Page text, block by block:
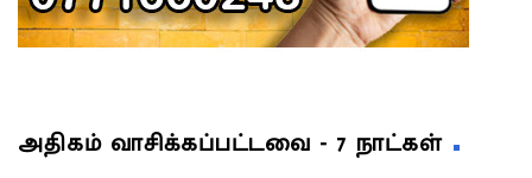
அதிகம் வாசிக்கப்பட்டவை - 7 நாட்கள்